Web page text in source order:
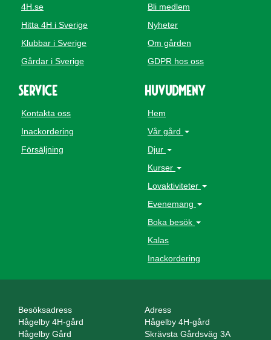
4H.se
Hitta 4H i Sverige
Klubbar i Sverige
Gårdar i Sverige
Bli medlem
Nyheter
Om gården
GDPR hos oss
Service
Kontakta oss
Inackordering
Försäljning
Huvudmeny
Hem
Vår gård
Djur
Kurser
Lovaktiviteter
Evenemang
Boka besök
Kalas
Inackordering
Besöksadress
Hågelby 4H-gård
Hågelby Gård
Adress
Hågelby 4H-gård
Skrävsta Gårdsväg 3A